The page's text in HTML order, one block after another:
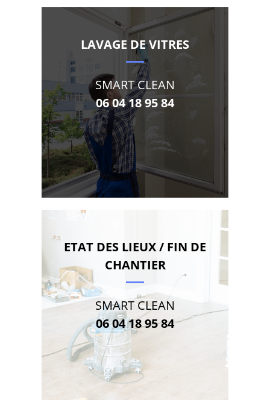
LAVAGE DE VITRES
SMART CLEAN
06 04 18 95 84
ETAT DES LIEUX / FIN DE
CHANTIER
SMART CLEAN
06 04 18 95 84